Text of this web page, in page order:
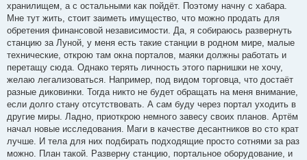
хранилищем, а с остальными как пойдёт. Поэтому начну с хабара.
Мне тут жить, стоит заиметь имущество, что можно продать для
обретения финансовой независимости. Да, я собираюсь развернуть
станцию за Луной, у меня есть такие станции в родном мире, малые
технические, открою там окна порталов, маяки должны работать и
перетащу сюда. Однако терять личность этого парнишки не хочу,
желаю легализоваться. Например, под видом торговца, что достаёт
разные диковинки. Тогда никто не будет обращать на меня внимание,
если долго стану отсутствовать. А сам буду через портал уходить в
другие миры. Ладно, приоткрою немного завесу своих планов. Артём
начал новые исследования. Маги в качестве десантников во сто крат
лучше. И тела для них подбирать подходящие просто сотнями за раз
можно. План такой. Разверну станцию, портальное оборудование, и